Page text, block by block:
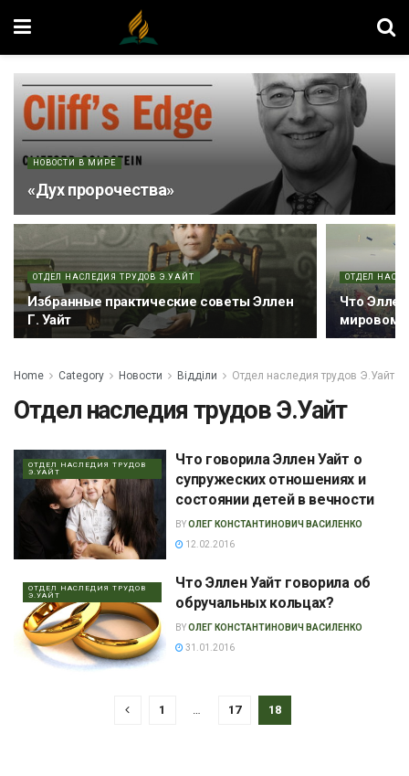
НОВОСТИ В МИРЕ
«Дух пророчества»
ОТДЕЛ НАСЛЕДИЯ ТРУДОВ Э.УАЙТ
Избранные практические советы Эллен
Г. Уайт
ОТДЕЛ
Что
мировом
Home Category Новости Відділи Отдел наследия трудов Э.Уайт
Отдел наследия трудов Э.Уайт
ОТДЕЛ НАСЛЕДИЯ ТРУДОВ
Э.УАЙТ
Что говорила Эллен Уайт о
супружеских отношениях и
состоянии детей в вечности
BYОЛЕГ КОНСТАНТИНОВИЧ ВАСИЛЕНКО
12.02.2016
ОТДЕЛ НАСЛЕДИЯ ТРУДОВ
Э.УАЙТ
Что Эллен Уайт говорила об
обручальных кольцах?
BYОЛЕГ КОНСТАНТИНОВИЧ ВАСИЛЕНКО
31.01.2016
1 … 17 18